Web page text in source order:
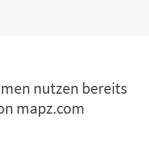
nutzen bereits
mapz.com